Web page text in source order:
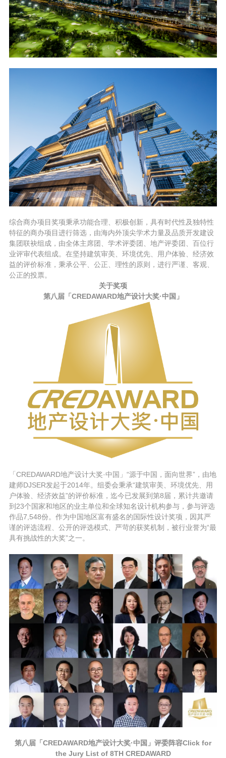
综合商办项目奖项秉承功能合理、积极创新，具有时代性及独特性
特征的商办项目进行筛选，由海内外顶尖学术力量及品质开发建设
集团联袂组成，由全体主席团、学术评委团、地产评委团、百位行
业评审代表组成。在坚持建筑审美、环境优先、用户体验、经济效
益的评价标准，秉承公平、公正、理性的原则，进行严谨、客观、
公正的投票。
关于奖项
第八届「CREDAWARD地产设计大奖·中国」
「CREDAWARD地产设计大奖·中国」“源于中国，面向世界”，由地
建师DJSER发起于2014年。组委会秉承“建筑审美、环境优先、用
户体验、经济效益”的评价标准，迄今已发展到第8届，累计共邀请
到23个国家和地区的业主单位和全球知名设计机构参与，参与评选
作品7,548份。作为中国地区富有盛名的国际性设计奖项，因其严
谨的评选流程、公开的评选模式、严苛的获奖机制，被行业誉为“最
具有挑战性的大奖”之一。
第八届「CREDAWARD地产设计大奖·中国」评委阵容Click for
the Jury List of 8TH CREDAWARD